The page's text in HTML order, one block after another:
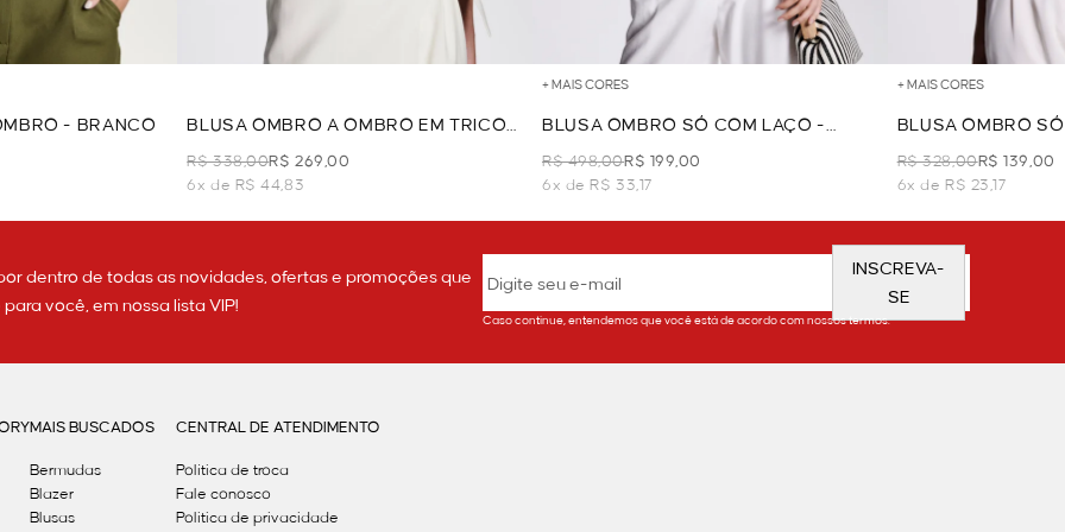
- BRANCO
BLUSA OMBRO A OMBRO EM TRICOT
- DOURADO
R$ 338,00R$ 269,00
6x de R$ 44,83
+ MAIS CORES
BLUSA OMBRO SÓ COM LAÇO -
VERMELHO
R$ 498,00R$ 199,00
6x de R$ 33,17
+ MAIS CORES
BLUSA OMBRO
MARINHO
R$ 328,00R$ 139,00
6x de R$ 23,17
dentro de todas as novidades, ofertas e promoções que
você, em nossa lista VIP!
INSCREVA-
SE
Caso continue, entendemos que você está de acordo com nossos termos.
MAIS BUSCADOS
Bermudas
Blazer
Blusas
CENTRAL DE ATENDIMENTO
Política de troca
Fale conosco
Politica de privacidade